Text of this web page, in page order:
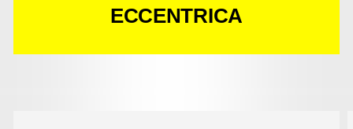
ECCENTRICA